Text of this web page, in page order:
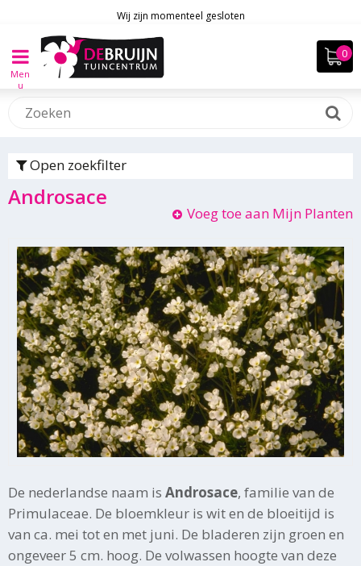
Men
u
Wij zijn momenteel gesloten
Open zoekfilter
Androsace
Voeg toe aan Mijn Planten
De nederlandse naam is Androsace, familie van de
Primulaceae. De bloemkleur is wit en de bloeitijd is
van ca. mei tot en met juni. De bladeren zijn groen en
ongeveer 5 cm. hoog. De volwassen hoogte van deze